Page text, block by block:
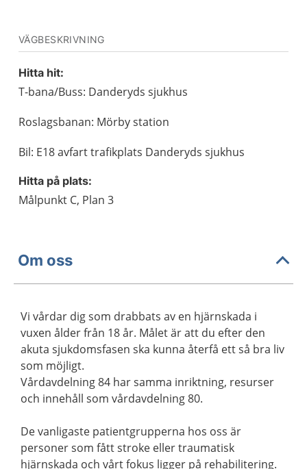
VÄGBESKRIVNING
Hitta hit:
T-bana/Buss: Danderyds sjukhus
Roslagsbanan: Mörby station
Bil: E18 avfart trafikplats Danderyds sjukhus
Hitta på plats:
Målpunkt C, Plan 3
Om oss
Vi vårdar dig som drabbats av en hjärnskada i
vuxen ålder från 18 år. Målet är att du efter den
akuta sjukdomsfasen ska kunna återfå ett så bra liv
som möjligt.
Vårdavdelning 84 har samma inriktning, resurser
och innehåll som vårdavdelning 80.
De vanligaste patientgrupperna hos oss är
personer som fått stroke eller traumatisk
hjärnskada och vårt fokus ligger på rehabilitering.